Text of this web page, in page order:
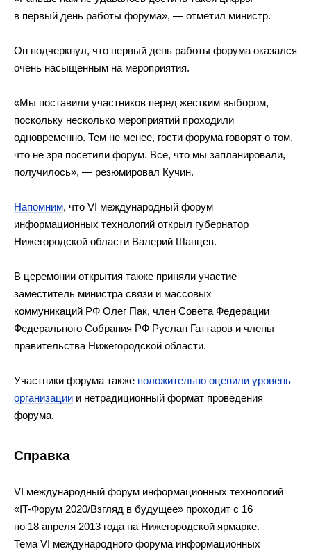
в первый день работы форума», — отметил министр.
Он подчеркнул, что первый день работы форума оказался
очень насыщенным на мероприятия.
«Мы поставили участников перед жестким выбором,
поскольку несколько мероприятий проходили
одновременно. Тем не менее, гости форума говорят о том,
что не зря посетили форум. Все, что мы запланировали,
получилось», — резюмировал Кучин.
Напомним, что VI международный форум
информационных технологий открыл губернатор
Нижегородской области Валерий Шанцев.
В церемонии открытия также приняли участие
заместитель министра связи и массовых
коммуникаций РФ Олег Пак, член Совета Федерации
Федерального Собрания РФ Руслан Гаттаров и члены
правительства Нижегородской области.
Участники форума также положительно оценили уровень
организации и нетрадиционный формат проведения
форума.
Справка
VI международный форум информационных технологий
«IT-Форум 2020/Взгляд в будущее» проходит с 16
по 18 апреля 2013 года на Нижегородской ярмарке.
Тема VI международного форума информационных